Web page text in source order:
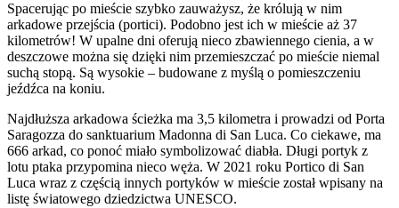
Spacerując po mieście szybko zauważysz, że królują w nim
arkadowe przejścia (portici). Podobno jest ich w mieście aż 37
kilometrów! W upalne dni oferują nieco zbawiennego cienia, a w
deszczowe można się dzięki nim przemieszczać po mieście niemal
suchą stopą. Są wysokie – budowane z myślą o pomieszczeniu
jeźdźca na koniu.
Najdłuższa arkadowa ścieżka ma 3,5 kilometra i prowadzi od Porta
Saragozza do sanktuarium Madonna di San Luca. Co ciekawe, ma
666 arkad, co ponoć miało symbolizować diabła. Długi portyk z
lotu ptaka przypomina nieco węża. W 2021 roku Portico di San
Luca wraz z częścią innych portyków w mieście został wpisany na
listę światowego dziedzictwa UNESCO.